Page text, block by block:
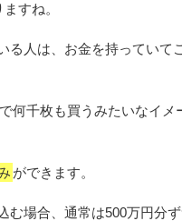
すね。
る人は、お金を持っていてこ
何千枚も買うみたいなイメ
ができます。
む場合、通常は500万円分